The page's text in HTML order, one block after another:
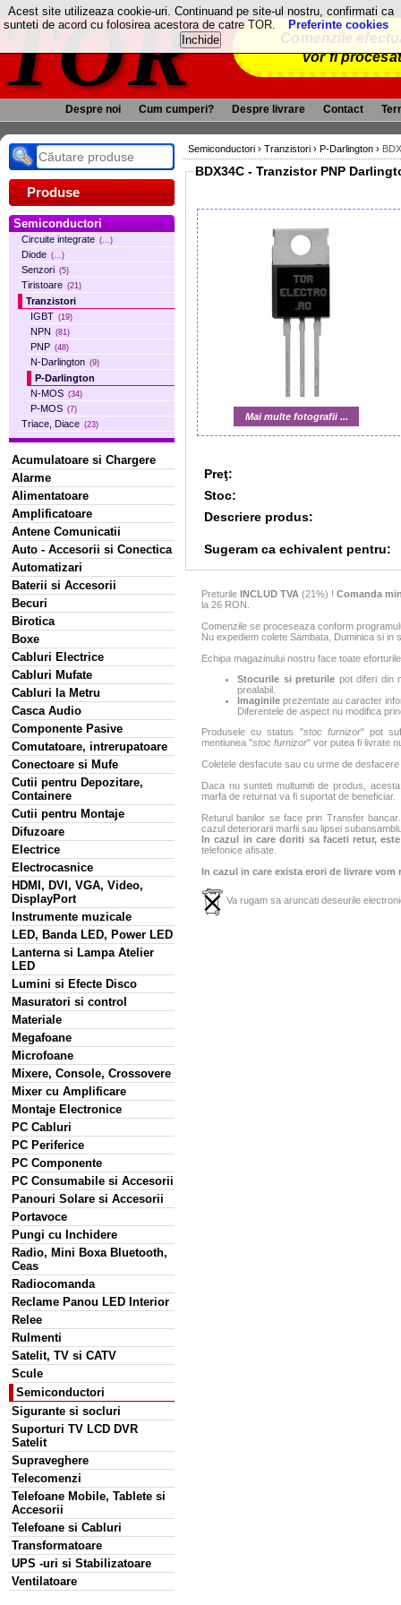
TOR
Comenzile
vor fi
Despre noi Cum cumperi? Despre livrare Contact
Produse
Semiconductori
Circuite integrate (...)
Diode (...)
Senzori (5)
Tiristoare (21)
Tranzistori
IGBT (19)
NPN (81)
PNP (48)
N-Darlington (9)
P-Darlington
N-MOS (34)
P-MOS (7)
Triace, Diace (23)
Acumulatoare si Chargere
Alarme
Alimentatoare
Amplificatoare
Antene Comunicatii
Auto - Accesorii si Conectica
Automatizari
Baterii si Accesorii
Becuri
Birotica
Boxe
Cabluri Electrice
Cabluri Mufate
Cabluri la Metru
Casca Audio
Componente Pasive
Comutatoare, intrerupatoare
Conectoare si Mufe
Cutii pentru Depozitare,
Containere
Cutii pentru Montaje
Difuzoare
Electrice
Electrocasnice
HDMI, DVI, VGA, Video,
DisplayPort
Instrumente muzicale
LED, Banda LED, Power LED
Lanterna si Lampa Atelier
LED
Lumini si Efecte Disco
Masuratori si control
Materiale
Megafoane
Microfoane
Mixere, Console, Crossovere
Mixer cu Amplificare
Montaje Electronice
PC Cabluri
PC Periferice
PC Componente
PC Consumabile si Accesorii
Panouri Solare si Accesorii
Portavoce
Pungi cu Inchidere
Radio, Mini Boxa Bluetooth,
Ceas
Radiocomanda
Reclame Panou LED Interior
Relee
Rulmenti
Satelit, TV si CATV
Scule
Semiconductori
Sigurante si socluri
Suporturi TV LCD DVR
Satelit
Supraveghere
Telecomenzi
Telefoane Mobile, Tablete si
Accesorii
Telefoane si Cabluri
Transformatoare
UPS -uri si Stabilizatoare
Ventilatoare
Semiconductori › Tranzistori › P-Darlington ›
BDX34C - Tranzistor PNP
Mai multe fotografii ...
Preţ:
Stoc:
Descriere produs:
Sugeram ca echivalent pentru:
Preturile INCLUD TVA (21%) ! Comanda
la 26 RON.
Comenzile se proceseaza conform
Nu expediem colete Sambata, Duminica si in
Echipa magazinului nostru face toate
Stocurile si preturile pot diferi din
prealabil.
Imaginile prezentate au caracter
Diferentele de aspect nu modifica
Produsele cu status "stoc furnizor" pot
mentiunea "stoc furnizor" vor putea fi livrate
Coletele desfacute sau cu urme de
Daca nu sunteti multumiti de produs,
marfa de returnat va fi suportat de beneficiar.
Returul banilor se face prin Transfer
cazul deteriorarii marfii sau lipsei
In cazul in care doriti sa faceti retur,
telefonice afisate.
In cazul in care exista erori de livrare
Va rugam sa aruncati deseurile
Acest site utilizeaza cookie-uri. Continuand pe site-ul nostru, confirmati ca
sunteti de acord cu folosirea acestora de catre TOR.
Preferinte cookies